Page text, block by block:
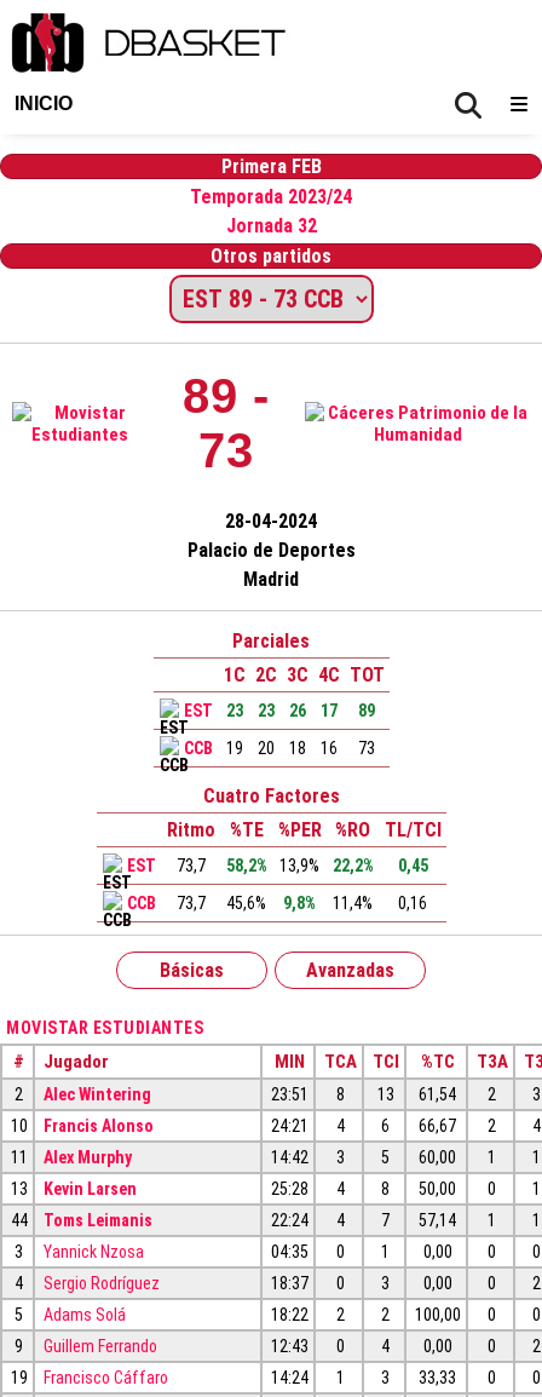
INICIO
Primera FEB
Temporada 2023/24
Jornada 32
Otros partidos
89 -
73
28-04-2024
Palacio de Deportes
Madrid
Parciales
1C 2C 3C 4C TOT
EST 23 23 26 17
89
CCB
19 20 18 16 73
Cuatro Factores
Ritmo
%TE %PER %RO TL/TCI
EST 73,7 58,2% 13,9% 22,2%
0,45
CCB
73,7 45,6% 9,8% 11,4% 0,16
Básicas Avanzadas
MOVISTAR ESTUDIANTES
# Jugador MIN TCA TCI %TC T3A
2 Alec Wintering 23:51 8 13 61,54 2
3
10
Francis Alonso 24:21 4 6 66,67 2
4
11
Alex Murphy 14:42 3 5 60,00 1
1
13
Kevin Larsen 25:28 4 8 50,00 0
1
44
Toms Leimanis 22:24 4 7 57,14 1
1
3
Yannick Nzosa 04:35 0 1 0,00 0
0
4
Sergio Rodríguez 18:37 0 3 0,00 0
2
5
Adams Solá 18:22 2 2 100,00 0
0
9
Guillem Ferrando 12:43 0 4 0,00 0
2
19
Francisco Cáffaro 14:24 1 3 33,33 0
0